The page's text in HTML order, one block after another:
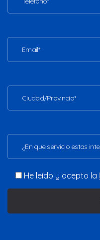
¿En que servicio estas
He leído y acepto la